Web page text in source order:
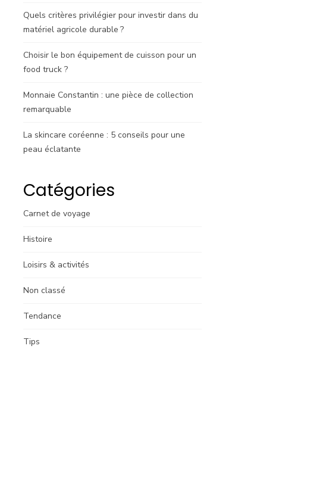
Quels critères privilégier pour investir dans du
matériel agricole durable ?
Choisir le bon équipement de cuisson pour un
food truck ?
Monnaie Constantin : une pièce de collection
remarquable
La skincare coréenne : 5 conseils pour une
peau éclatante
Catégories
Carnet de voyage
Histoire
Loisirs & activités
Non classé
Tendance
Tips